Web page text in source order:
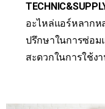
อะไหล่แอร์หลากห
ปรึกษาในการซ่อม
สะดวกในการใช้ง